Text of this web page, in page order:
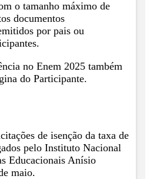
o tamanho máximo de
documentos
por pais ou
no Enem 2025 também
do Participante.
de isenção da taxa de
pelo Instituto Nacional
Educacionais Anísio
maio.